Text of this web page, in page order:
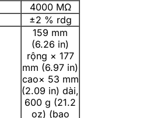
4000 MΩ
±2 % rdg
159 mm
(6.26 in)
rộng × 177
mm (6.97 in)
cao× 53 mm
(2.09 in) dài,
600 g (21.2
oz) (bao